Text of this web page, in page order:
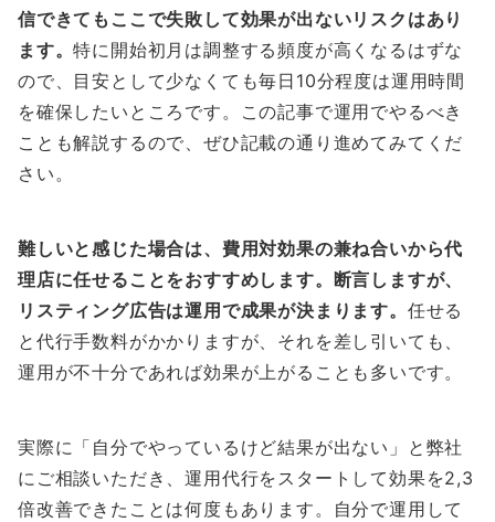
信できてもここで失敗して効果が出ないリスクはあり
ます。特に開始初月は調整する頻度が高くなるはずな
ので、目安として少なくても毎日10分程度は運用時間
を確保したいところです。この記事で運用でやるべき
ことも解説するので、ぜひ記載の通り進めてみてくだ
さい。
難しいと感じた場合は、費用対効果の兼ね合いから代
理店に任せることをおすすめします。断言しますが、
リスティング広告は運用で成果が決まります。 任せる
と代行手数料がかかりますが、それを差し引いても、
運用が不十分であれば効果が上がることも多いです。
実際に「自分でやっているけど結果が出ない」と弊社
にご相談いただき、運用代行をスタートして効果を2,3
倍改善できたことは何度もあります。自分で運用して